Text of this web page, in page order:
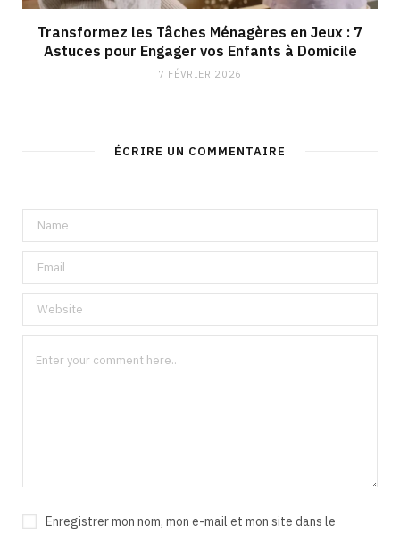
Transformez les Tâches Ménagères en Jeux : 7
Astuces pour Engager vos Enfants à Domicile
7 FÉVRIER 2026
ÉCRIRE UN COMMENTAIRE
Enregistrer mon nom, mon e-mail et mon site dans le